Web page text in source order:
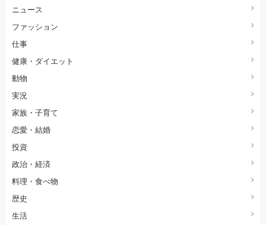
ニュース
ファッション
仕事
健康・ダイエット
動物
実況
家族・子育て
恋愛・結婚
投資
政治・経済
料理・食べ物
歴史
生活